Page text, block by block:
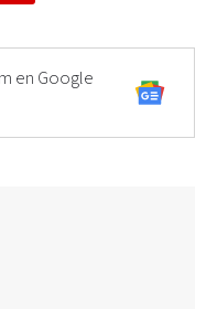
en Google